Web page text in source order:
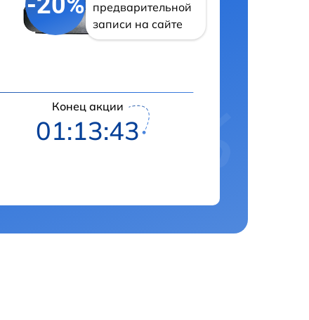
предварительной
записи на сайте
Конец акции
01:13:42